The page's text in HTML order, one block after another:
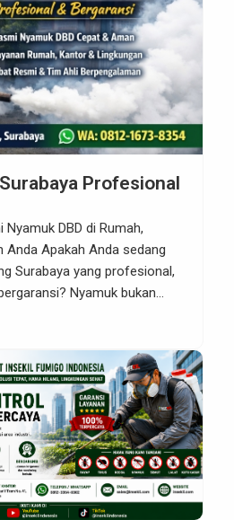
Profesional
DBD di Rumah,
Anda Apakah Anda sedang
Surabaya yang profesional,
Nyamuk bukan
tetapi juga
menularkan penyakit
Dengue),
Oleh karena itu, tindakan
menjadi solusi efektif